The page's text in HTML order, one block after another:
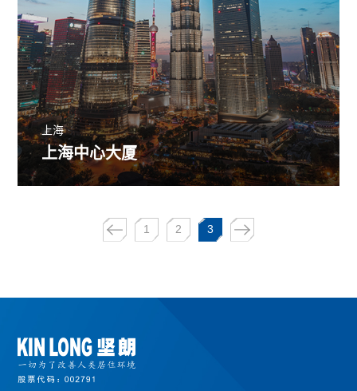
上海
上海中心大厦
1 2 3